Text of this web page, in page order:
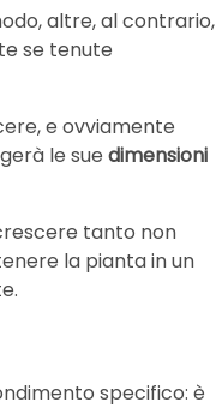
altre, al contrario,
se tenute
e ovviamente
le sue dimensioni
tanto non
la pianta in un
specifico: è